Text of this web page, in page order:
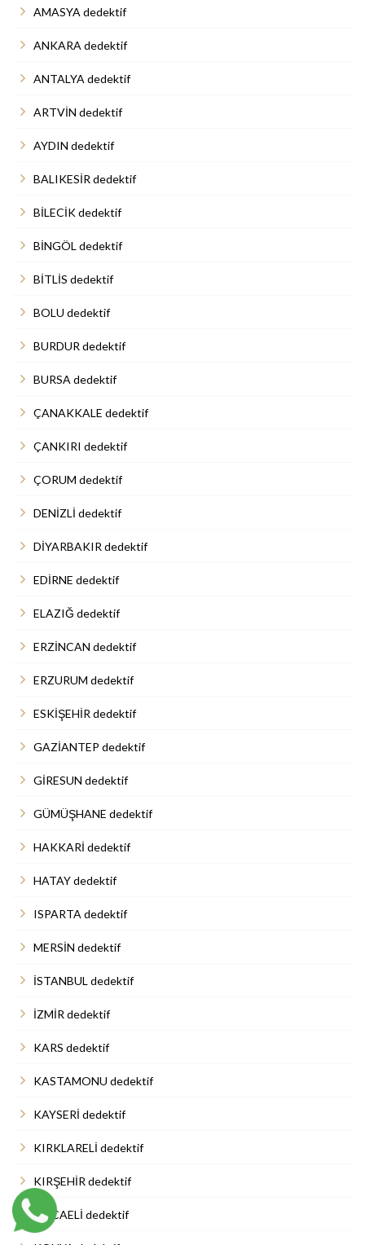
AMASYA dedektif
ANKARA dedektif
ANTALYA dedektif
ARTVİN dedektif
AYDIN dedektif
BALIKESİR dedektif
BİLECİK dedektif
BİNGÖL dedektif
BİTLİS dedektif
BOLU dedektif
BURDUR dedektif
BURSA dedektif
ÇANAKKALE dedektif
ÇANKIRI dedektif
ÇORUM dedektif
DENİZLİ dedektif
DİYARBAKIR dedektif
EDİRNE dedektif
ELAZIĞ dedektif
ERZİNCAN dedektif
ERZURUM dedektif
ESKİŞEHİR dedektif
GAZİANTEP dedektif
GİRESUN dedektif
GÜMÜŞHANE dedektif
HAKKARİ dedektif
HATAY dedektif
ISPARTA dedektif
MERSİN dedektif
İSTANBUL dedektif
İZMİR dedektif
KARS dedektif
KASTAMONU dedektif
KAYSERİ dedektif
KIRKLARELİ dedektif
KIRŞEHİR dedektif
KOCAELİ dedektif